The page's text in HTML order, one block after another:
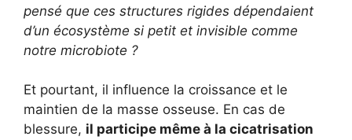
pensé que ces structures rigides dépendaient
d’un écosystème si petit et invisible comme
notre microbiote ?
Et pourtant, il influence la croissance et le
maintien de la masse osseuse. En cas de
blessure, il participe même à la cicatrisation